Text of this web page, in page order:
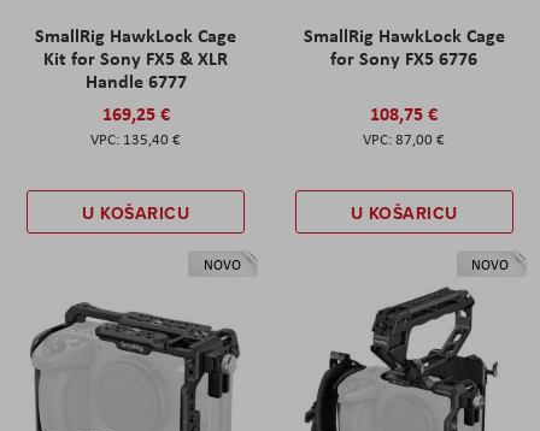
SmallRig HawkLock Cage
Kit for Sony FX5 & XLR
Handle 6777
169,25 €
135,40 €
U KOŠARICU
SmallRig HawkLock Cage
for Sony FX5 6776
108,75 €
87,00 €
U KOŠARICU
NOVO NOVO